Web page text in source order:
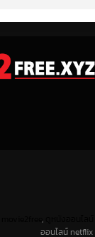
,
ออนไลน์ netflix